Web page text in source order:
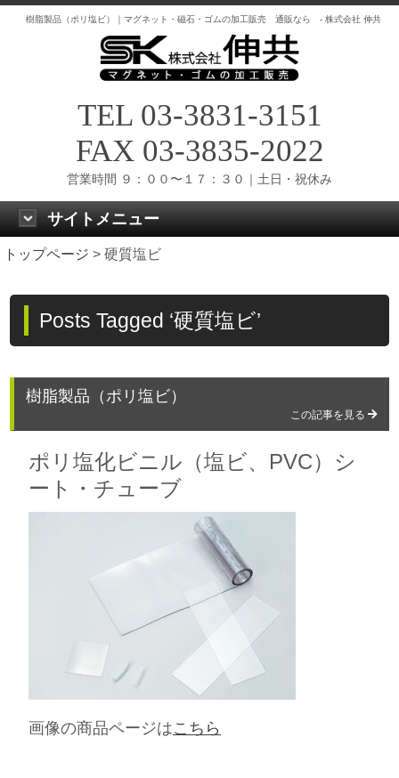
樹脂製品（ポリ塩ビ）｜マグネット・磁石・ゴムの加工販売 通販なら - 株式会社 伸共
TEL 03-3831-3151
FAX 03-3835-2022
営業時間 ９：００〜１７：３０｜土日・祝休み
サイトメニュー
トップページ > 硬質塩ビ
Posts Tagged ‘硬質塩ビ’
樹脂製品（ポリ塩ビ）
この記事を見る
ポリ塩化ビニル（塩ビ、PVC）シ
ート・チューブ
画像の商品ページはこちら